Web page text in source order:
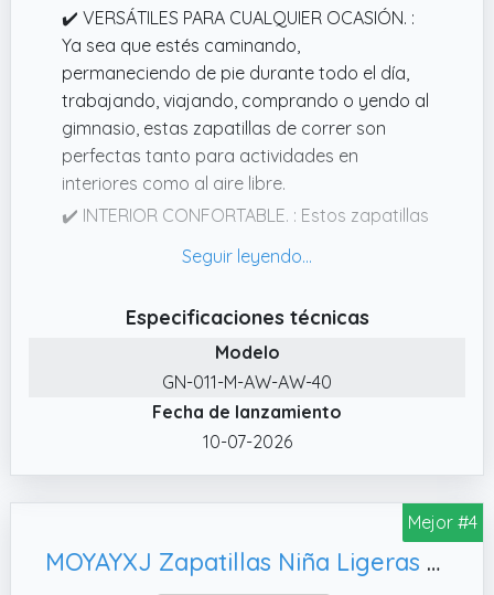
✔️ VERSÁTILES PARA CUALQUIER OCASIÓN. :
Ya sea que estés caminando,
permaneciendo de pie durante todo el día,
trabajando, viajando, comprando o yendo al
gimnasio, estas zapatillas de correr son
perfectas tanto para actividades en
interiores como al aire libre.
✔️ INTERIOR CONFORTABLE. : Estos zapatillas
interior suave de textil y algodón transpirable
✔️ LIGERAS Y RESISTENTES. : Fabricadas con
materiales ligeros, nuestras zapatillas
deportivas hombre Giniros priorizan la
agilidad y la velocidad.
✔️ FÁCIL DE PONER Y QUITAR. : Gracias a un
método de cierre especial, estas zapatillas
sin cordones hombre están diseñadas para
✔️ CÓMODAS Y TRANSPIRABLES. : Fabricadas
Especificaciones técnicas
Modelo
GN-011-M-AW-AW-40
Fecha de lanzamiento
10-07-2026
Mejor #4
MOYAYXJ Zapatillas Niña Ligeras y Transpirables con Velcro - Zapatos Deportivos Casuales para Niñas, Bambas Running pessimista 34EU